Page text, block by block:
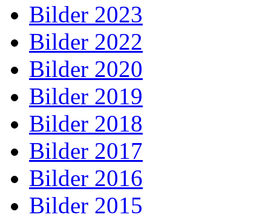
Bilder 2023
Bilder 2022
Bilder 2020
Bilder 2019
Bilder 2018
Bilder 2017
Bilder 2016
Bilder 2015